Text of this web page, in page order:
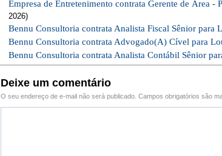
Empresa de Entretenimento contrata Gerente de Área -
2026)
Bennu Consultoria contrata Analista Fiscal Sênior para
Bennu Consultoria contrata Advogado(A) Cível para
Bennu Consultoria contrata Analista Contábil Sênior
Deixe um comentário
O seu endereço de e-mail não será publicado. Campos obrigatórios são